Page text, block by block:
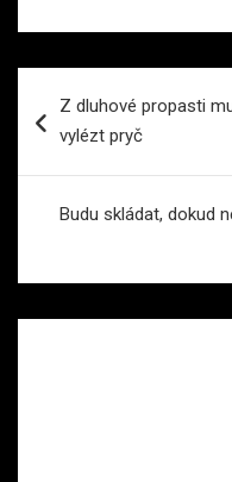
proZ dluhové propasti
vylézt pryč
Budu skládat, dokud